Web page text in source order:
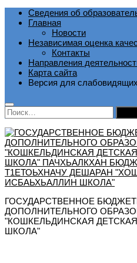
Сведения об
Главная
Новости
Независимая оценка
Контакты
Направления
Карта сайта
Версия для слабовидящих
Найти:
ГОСУДАРСТВЕННОЕ
ДОПОЛНИТЕЛЬНОГО
"КОШКЕЛЬДИНСКАЯ
ШКОЛА"